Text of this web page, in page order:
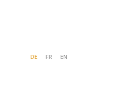
DE FR EN